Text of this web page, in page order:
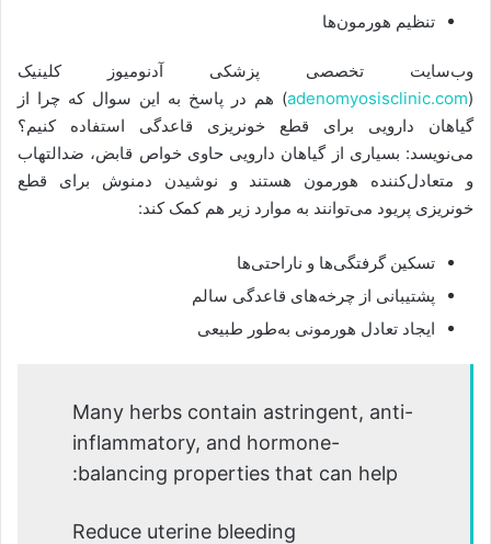
تنظیم هورمون‌ها
وب‌سایت تخصصی پزشکی آدنومیوز کلینیک
(
adenomyosisclinic.com) هم در پاسخ به این سوال که چرا از
گیاهان دارویی برای قطع خونریزی قاعدگی استفاده کنیم؟
می‌نویسد: بسیاری از گیاهان دارویی حاوی خواص قابض، ضدالتهاب
و متعادل‌کننده هورمون هستند و نوشیدن دمنوش برای قطع
خونریزی پریود می‌توانند به موارد زیر هم کمک کند:
تسکین گرفتگی‌ها و ناراحتی‌ها
پشتیبانی از چرخه‌های قاعدگی سالم
ایجاد تعادل هورمونی به‌طور طبیعی
Many herbs contain astringent, anti-
inflammatory, and hormone-
balancing properties that can help:
Reduce uterine bleeding